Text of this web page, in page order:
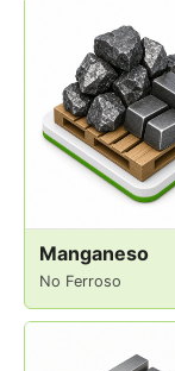
Manganeso
No Ferroso